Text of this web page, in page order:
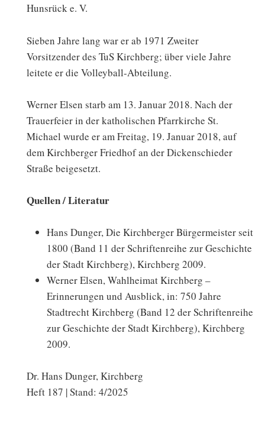
Hunsrück e. V.
Sieben Jahre lang war er ab 1971 Zweiter
Vorsitzender des TuS Kirchberg; über viele Jahre
leitete er die Volleyball-Abteilung.
Werner Elsen starb am 13. Januar 2018. Nach der
Trauerfeier in der katholischen Pfarrkirche St.
Michael wurde er am Freitag, 19. Januar 2018, auf
dem Kirchberger Friedhof an der Dickenschieder
Straße beigesetzt.
Quellen / Literatur
Hans Dunger, Die Kirchberger Bürgermeister seit
1800 (Band 11 der Schriftenreihe zur Geschichte
der Stadt Kirchberg), Kirchberg 2009.
Werner Elsen, Wahlheimat Kirchberg –
Erinnerungen und Ausblick, in: 750 Jahre
Stadtrecht Kirchberg (Band 12 der Schriftenreihe
zur Geschichte der Stadt Kirchberg), Kirchberg
2009.
Dr. Hans Dunger, Kirchberg
Heft 187 | Stand: 4/2025